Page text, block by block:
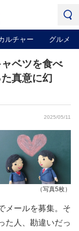
ルチャー グルメ
ベツを食べ
真意に幻
2025/05/11
（写真5枚）
メールを募集。そ
た人、勘違いだっ